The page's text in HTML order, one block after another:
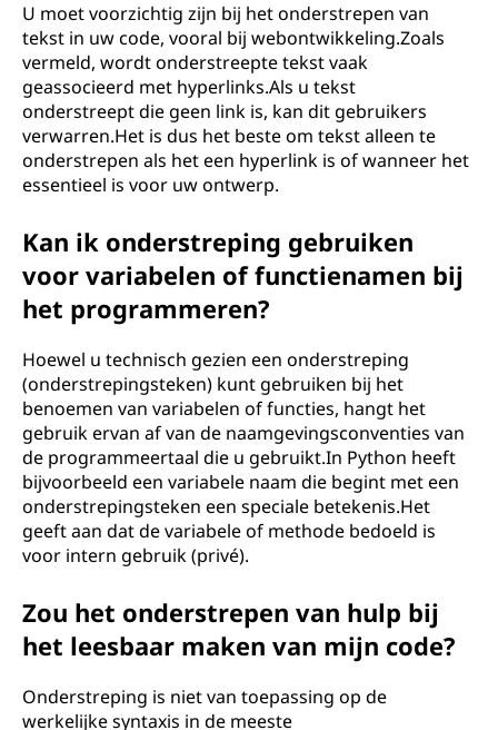
U moet voorzichtig zijn bij het onderstrepen van
tekst in uw code, vooral bij webontwikkeling.Zoals
vermeld, wordt onderstreepte tekst vaak
geassocieerd met hyperlinks.Als u tekst
onderstreept die geen link is, kan dit gebruikers
verwarren.Het is dus het beste om tekst alleen te
onderstrepen als het een hyperlink is of wanneer het
essentieel is voor uw ontwerp.
Kan ik onderstreping gebruiken
voor variabelen of functienamen bij
het programmeren?
Hoewel u technisch gezien een onderstreping
(onderstrepingsteken) kunt gebruiken bij het
benoemen van variabelen of functies, hangt het
gebruik ervan af van de naamgevingsconventies van
de programmeertaal die u gebruikt.In Python heeft
bijvoorbeeld een variabele naam die begint met een
onderstrepingsteken een speciale betekenis.Het
geeft aan dat de variabele of methode bedoeld is
voor intern gebruik (privé).
Zou het onderstrepen van hulp bij
het leesbaar maken van mijn code?
Onderstreping is niet van toepassing op de
werkelijke syntaxis in de meeste